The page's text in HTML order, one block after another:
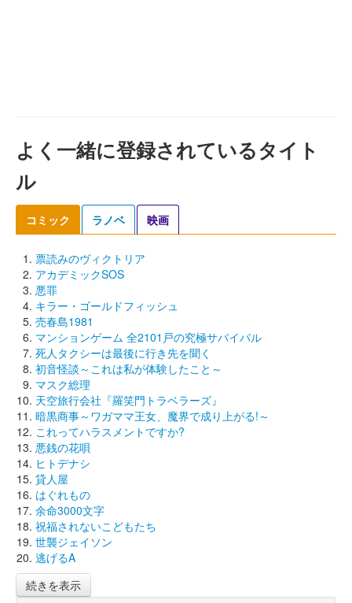
よく一緒に登録されているタイト
ル
コミック ラノベ 映画
票読みのヴィクトリア
アカデミックSOS
悪罪
キラー・ゴールドフィッシュ
売春島1981
マンションゲーム 全2101戸の究極サバイバル
死人タクシーは最後に行き先を聞く
初音怪談～これは私が体験したこと～
マスク総理
天空旅行会社『羅笑門トラベラーズ』
暗黒商事～ワガママ王女、魔界で成り上がる!～
これってハラスメントですか?
悪銭の花唄
ヒトデナシ
貸人屋
はぐれもの
余命3000文字
祝福されないこどもたち
世襲ジェイソン
逃げるA
続きを表示